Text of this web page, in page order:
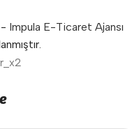
Impula E-Ticaret Ajansı